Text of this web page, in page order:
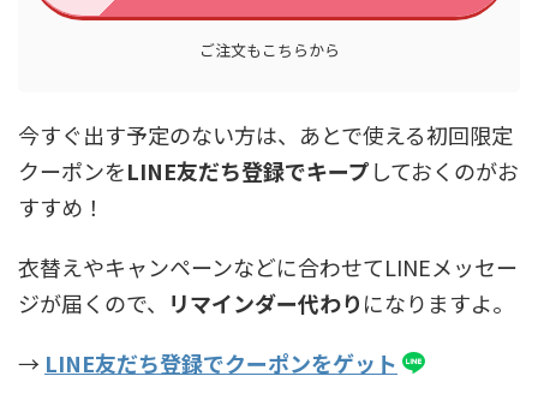
ご注文もこちらから
今すぐ出す予定のない方は、あとで使える初回限定
クーポンをLINE友だち登録でキープしておくのがお
すすめ！
衣替えやキャンペーンなどに合わせてLINEメッセー
ジが届くので、
リマインダー代わりになりますよ。
→ LINE友だち登録でクーポンをゲット